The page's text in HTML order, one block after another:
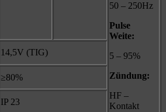
50 – 250Hz
Pulse
Weite:
5 – 95%
Zündung:
HF –
Kontakt
14,5V (TIG)
≥80%
IP 23